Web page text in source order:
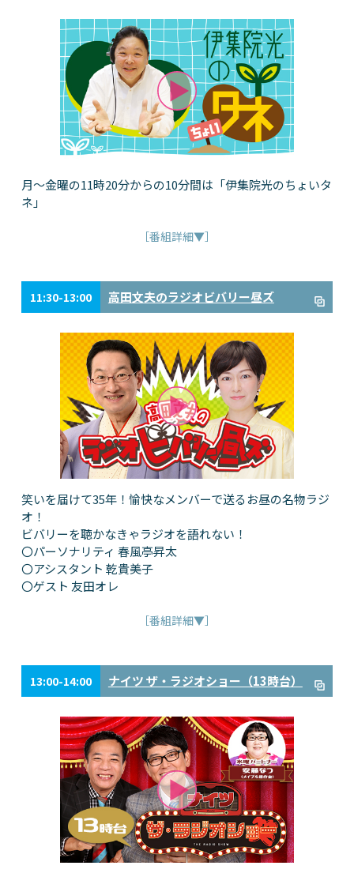
月～金曜の11時20分からの10分間は「伊集院光のちょいタ
ネ」
［番組詳細▼］
11:30-13:00 高田文夫のラジオビバリー昼ズ
笑いを届けて35年！愉快なメンバーで送るお昼の名物ラジ
オ！
ビバリーを聴かなきゃラジオを語れない！
〇パーソナリティ 春風亭昇太
〇アシスタント 乾貴美子
〇ゲスト 友田オレ
［番組詳細▼］
13:00-14:00 ナイツ ザ・ラジオショー（13時台）